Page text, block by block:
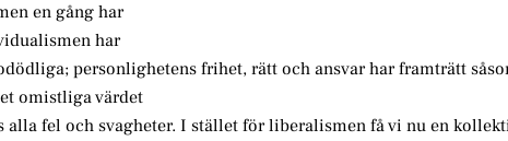
en gång har
har
personlighetens frihet, rätt och ansvar har framträtt
omistliga värdet
fel och svagheter. I stället för liberalismen få vi nu en